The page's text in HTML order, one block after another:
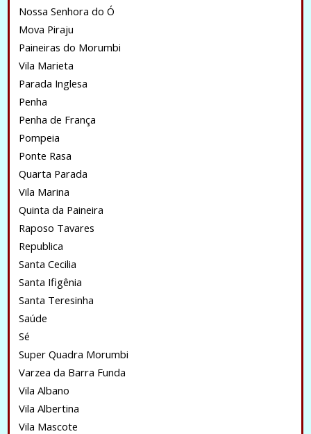
Nossa Senhora do Ó
Mova Piraju
Paineiras do Morumbi
Vila Marieta
Parada Inglesa
Penha
Penha de França
Pompeia
Ponte Rasa
Quarta Parada
Vila Marina
Quinta da Paineira
Raposo Tavares
Republica
Santa Cecilia
Santa Ifigênia
Santa Teresinha
Saúde
Sé
Super Quadra Morumbi
Varzea da Barra Funda
Vila Albano
Vila Albertina
Vila Mascote